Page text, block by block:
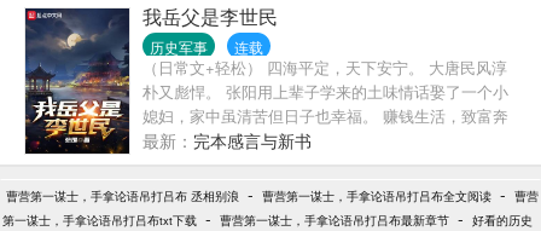
我岳父是李世民
历史军事 连载
（日常文+轻松） 四海平定，天下安宁。 大唐民风淳
朴又彪悍。 张阳用上辈子学来的土味情话娶了一个小
媳妇，家中虽清苦但日子也幸福。 赚钱生活，致富奔
向小康。 夫妻俩举杯，敬更好的生活。 …… 每当李
世民想起自己的女婿就会说道：“你们知道吗？明明通
晓天地奥秘，如此惊才绝艳的人，却总说自己没读几
年书，他实在是太过谦虚了。” 李靖神色悲怆，“在他
最新： 完本感言与新书
曹营第一谋士，手拿论语吊打吕布 丞相别浪 - 曹营第一谋士，手拿论语吊打吕布全文阅读 - 曹营
第一谋士，手拿论语吊打吕布txt下载 - 曹营第一谋士，手拿论语吊打吕布最新章节 - 好看的历史